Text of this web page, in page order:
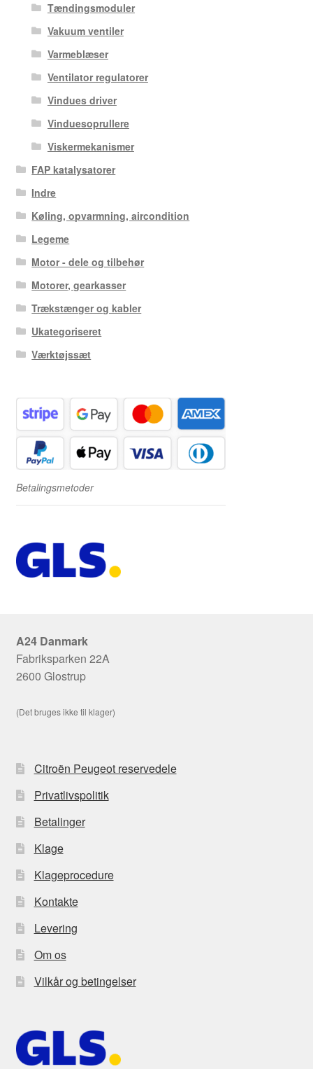
Tændingsmoduler
Vakuum ventiler
Varmeblæser
Ventilator regulatorer
Vindues driver
Vinduesoprullere
Viskermekanismer
FAP katalysatorer
Indre
Køling, opvarmning, aircondition
Legeme
Motor - dele og tilbehør
Motorer, gearkasser
Trækstænger og kabler
Ukategoriseret
Værktøjssæt
Betalingsmetoder
A24 Danmark
Fabriksparken 22A
2600 Glostrup
(Det bruges ikke til klager)
Citroën Peugeot reservedele
Privatlivspolitik
Betalinger
Klage
Klageprocedure
Kontakte
Levering
Om os
Vilkår og betingelser